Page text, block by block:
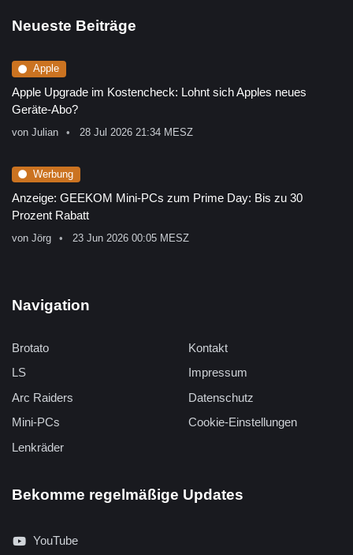
Neueste Beiträge
Apple
Apple Upgrade im Kostencheck: Lohnt sich Apples neues
Geräte-Abo?
von Julian 28 Jul 2026 21:34 MESZ
Werbung
Anzeige: GEEKOM Mini-PCs zum Prime Day: Bis zu 30
Prozent Rabatt
von Jörg 23 Jun 2026 00:05 MESZ
Navigation
Brotato
LS
Arc Raiders
Mini-PCs
Lenkräder
Kontakt
Impressum
Datenschutz
Cookie-Einstellungen
Bekomme regelmäßige Updates
YouTube